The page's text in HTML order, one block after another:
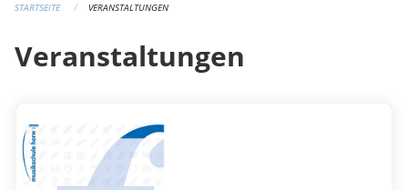
STARTSEITE VERANSTALTUNGEN
Veranstaltungen